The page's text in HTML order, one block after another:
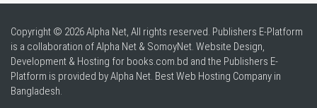
Copyright © 2026 Alpha Net, All rights reserved. Publishers E-Platform
is a collaboration of Alpha Net & SomoyNet. Website Design,
Development & Hosting for books.com.bd and the Publishers E-
Platform is provided by Alpha Net. BestWeb Hosting Company in
Bangladesh.